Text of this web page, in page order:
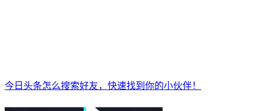
今日头条怎么搜索好友，快速找到你的小伙伴！